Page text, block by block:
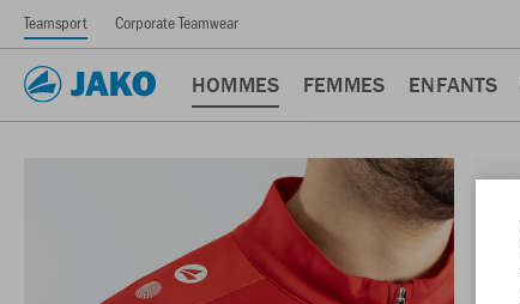
Teamsport Corporate Teamwear
HOMMES FEMMES ENFANTS